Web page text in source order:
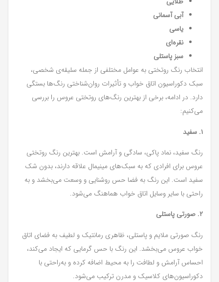
آبی آسمانی
یاسی
نقره‌ای
سبز پاستلی
انتخاب رنگ روتختی به عوامل مختلفی از جمله سلیقه‌ی شخصی،
سبک دکوراسیون اتاق خواب و تأثیرات روان‌شناختی رنگ‌ها بستگی
دارد. در ادامه، برخی از بهترین رنگ‌های روتختی عروس را بررسی
می‌کنیم:
۱. سفید
رنگ سفید، نماد پاکی، سادگی و آرامش است. بهترین رنگ روتختی
عروس برای افرادی که به سبک‌های مینیمال علاقه دارند، بدون شک
سفید است. این رنگ به فضا حس روشنایی و وسعت می‌بخشد و به
راحتی با سایر وسایل اتاق خواب هماهنگ می‌شود.
۲. صورتی پاستلی
رنگ صورتی ملایم و پاستلی، ظاهری رمانتیک و لطیف به فضای اتاق
خواب عروس می‌بخشد. این رنگ با حس گرمایی که ایجاد می‌کند،
احساس آرامش و لطافت را به محیط اضافه کرده و به‌راحتی با
دکوراسیون‌های کلاسیک و مدرن ترکیب می‌شود.